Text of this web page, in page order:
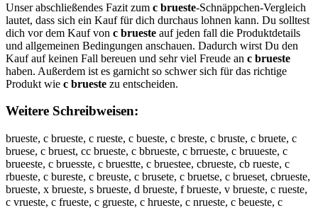
Unser abschließendes Fazit zum c brueste-Schnäppchen-Vergleich
lautet, dass sich ein Kauf für dich durchaus lohnen kann. Du solltest
dich vor dem Kauf von c brueste auf jeden fall die Produktdetails
und allgemeinen Bedingungen anschauen. Dadurch wirst Du den
Kauf auf keinen Fall bereuen und sehr viel Freude an c brueste
haben. Außerdem ist es garnicht so schwer sich für das richtige
Produkt wie c brueste zu entscheiden.
Weitere Schreibweisen:
brueste, c brueste, c rueste, c bueste, c breste, c bruste, c bruete, c
bruese, c bruest, cc brueste, c bbrueste, c brrueste, c bruueste, c
brueeste, c bruesste, c bruestte, c bruestee, cbrueste, cb rueste, c
rbueste, c bureste, c breuste, c brusete, c bruetse, c brueset, cbrueste,
brueste, x brueste, s brueste, d brueste, f brueste, v brueste, c rueste,
c vrueste, c frueste, c grueste, c hrueste, c nrueste, c beueste, c